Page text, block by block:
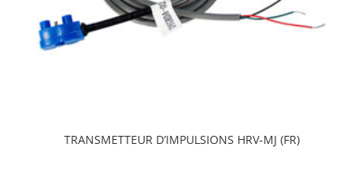
TRANSMETTEUR D’IMPULSIONS HRV-MJ (FR)